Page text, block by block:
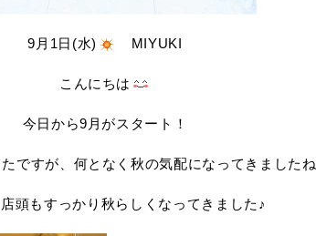
9月1日(水) MIYUKI
こんにちは
今日から9月がスタート！
ですが、何となく秋の気配になってきましたね
頭もすっかり秋らしくなってきました♪